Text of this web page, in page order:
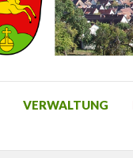
VERWALTUNG